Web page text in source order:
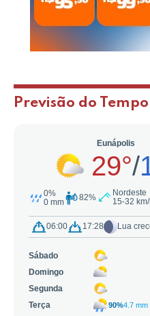
Previsão do Tempo